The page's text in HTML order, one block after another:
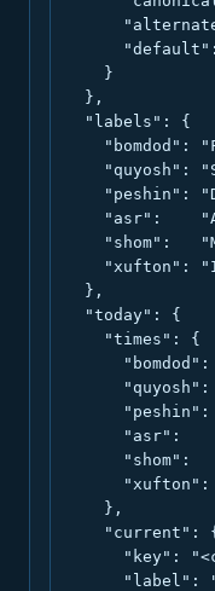
    }
  },
  "labels": {
"bomdod":
"quyosh":
"peshin":
"asr":
"shom":
"xufton":
  },
  "today": {
    "times": {
"bomdod":
"quyosh":
"peshin":
"asr":
"shom":
"xufton":
    },
    "current": {
"key":
"label":